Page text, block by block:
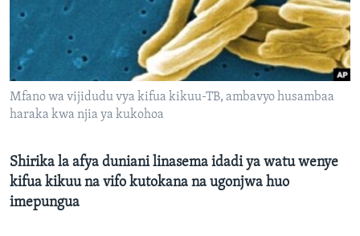
Mfano wa vijidudu vya kifua kikuu-TB, ambavyo husambaa
haraka kwa njia ya kukohoa
Shirika la afya duniani linasema idadi ya watu wenye
kifua kikuu na vifo kutokana na ugonjwa huo
imepungua